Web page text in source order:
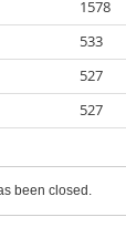
1578
533
527
527
been closed.